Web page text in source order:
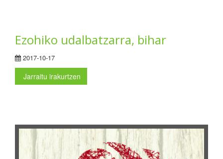
Ezohiko udalbatzarra, bihar
2017-10-17
Jarraitu irakurtzen